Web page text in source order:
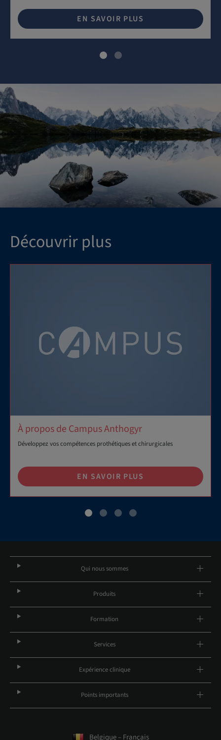
EN SAVOIR PLUS
Découvrir plus
À propos de Campus Anthogyr
Développez vos compétences prothétiques et chirurgicales
EN SAVOIR PLUS
Qui nous sommes
Produits
Formation
Services
Expérience clinique
Points importants
Belgique – Français